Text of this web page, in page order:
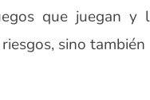
que juegan y
sino